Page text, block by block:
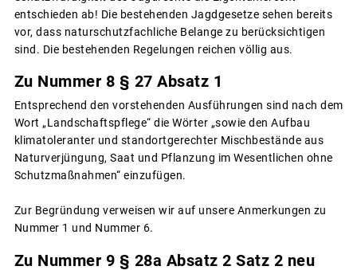
entschieden ab! Die bestehenden Jagdgesetze sehen bereits
vor, dass naturschutzfachliche Belange zu berücksichtigen
sind. Die bestehenden Regelungen reichen völlig aus.
Zu Nummer 8 § 27 Absatz 1
Entsprechend den vorstehenden Ausführungen sind nach dem
Wort „Landschaftspflege“ die Wörter „sowie den Aufbau
klimatoleranter und standortgerechter Mischbestände aus
Naturverjüngung, Saat und Pflanzung im Wesentlichen ohne
Schutzmaßnahmen“ einzufügen.
Zur Begründung verweisen wir auf unsere Anmerkungen zu
Nummer 1 und Nummer 6.
Zu Nummer 9 § 28a Absatz 2 Satz 2 neu